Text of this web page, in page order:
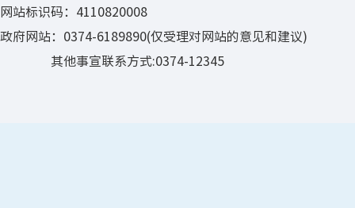
网站标识码：4110820008
政府网站：0374-6189890(仅受理对网站的意见和建议)
其他事宣联系方式:0374-12345